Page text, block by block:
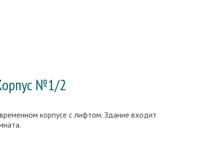
№1/2
корпусе с лифтом. Здание входит